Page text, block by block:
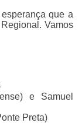
esperança que a
Vamos
e Samuel
Preta)